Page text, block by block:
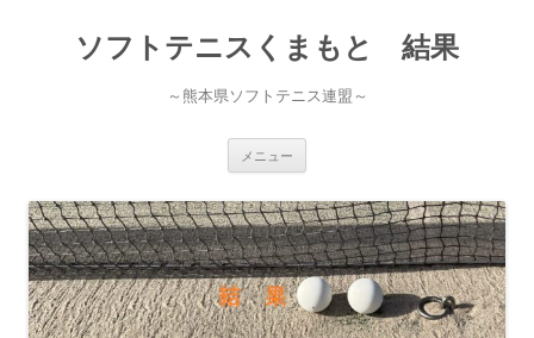
ソフトテニスくまもと 結果
～熊本県ソフトテニス連盟～
メニュー
ン
ツ
へ
ス
キ
ッ
プ